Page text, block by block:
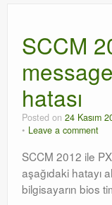
SCOM
Orchestrator
Watchguard
PHP & MySQL
Exchange
SCCM
hatası
Posted on 24 Kasım
Leave a comment
SCCM 2012 ile
aşağıdaki hatayı
bilgisayarın bios